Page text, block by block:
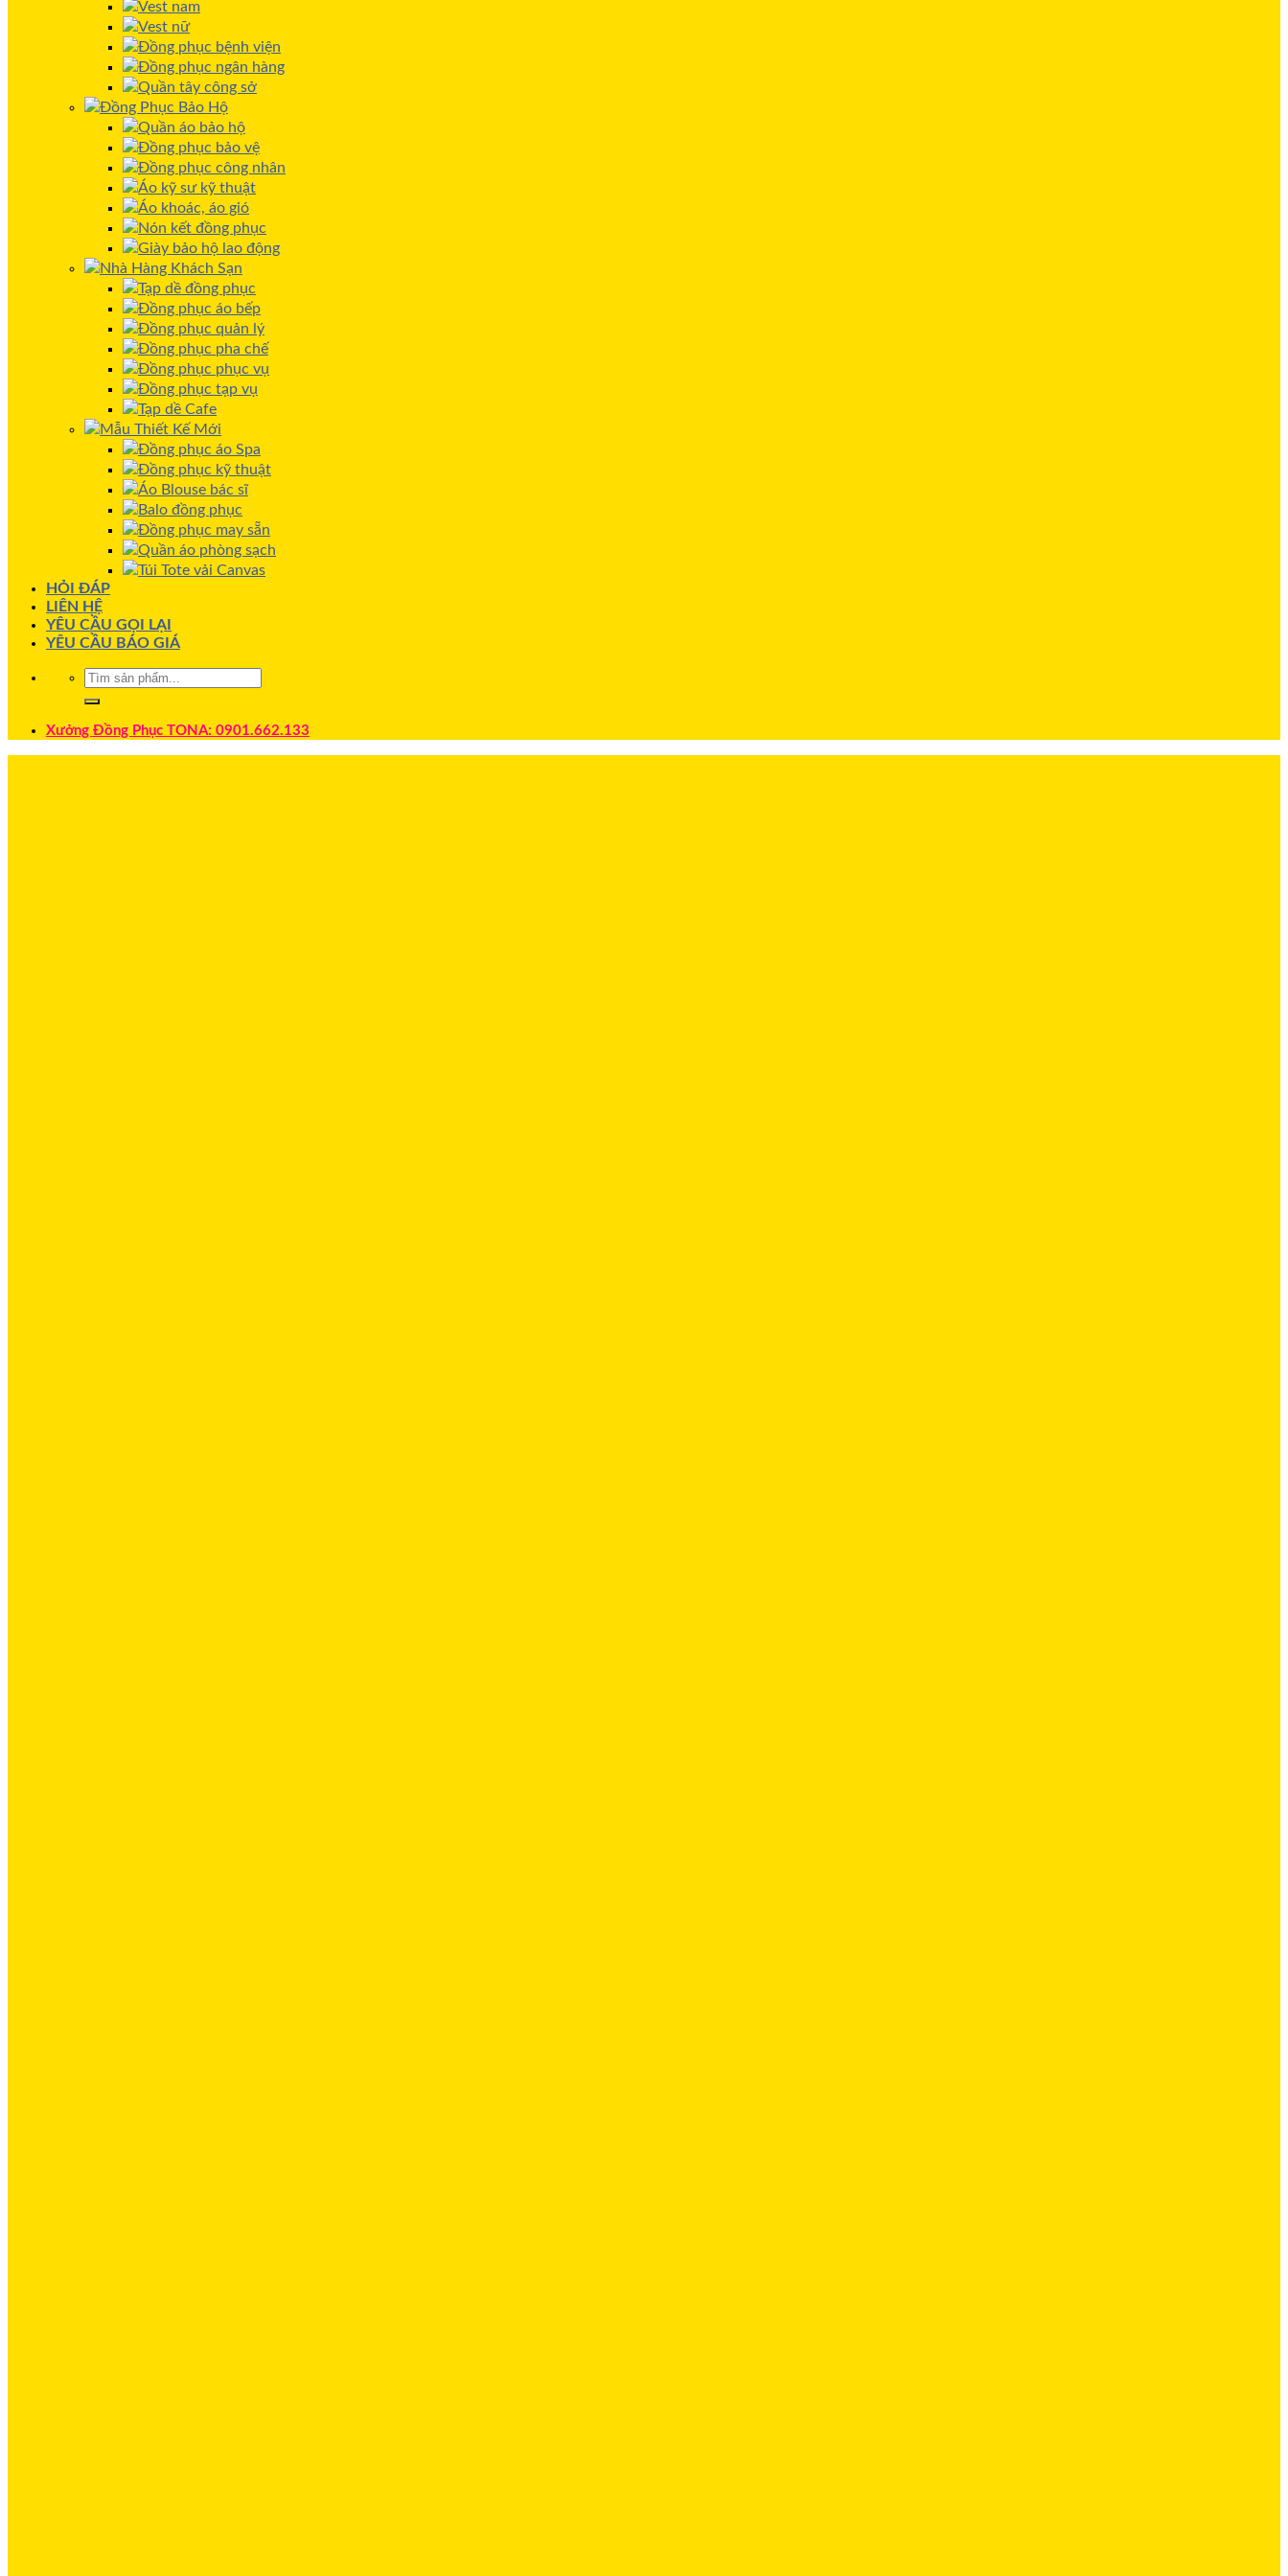
Vest nam
Vest nữ
Đồng phục bệnh viện
Đồng phục ngân hàng
Quần tây công sở
Đồng Phục Bảo Hộ
Quần áo bảo hộ
Đồng phục bảo vệ
Đồng phục công nhân
Áo kỹ sư kỹ thuật
Áo khoác, áo gió
Nón kết đồng phục
Giày bảo hộ lao động
Nhà Hàng Khách Sạn
Tạp dề đồng phục
Đồng phục áo bếp
Đồng phục quản lý
Đồng phục pha chế
Đồng phục phục vụ
Đồng phục tạp vụ
Tạp dề Cafe
Mẫu Thiết Kế Mới
Đồng phục áo Spa
Đồng phục kỹ thuật
Áo Blouse bác sĩ
Balo đồng phục
Đồng phục may sẵn
Quần áo phòng sạch
Túi Tote vải Canvas
HỎI ĐÁP
LIÊN HỆ
YÊU CẦU GỌI LẠI
YÊU CẦU BÁO GIÁ
Xưởng Đồng Phục TONA: 0901.662.133